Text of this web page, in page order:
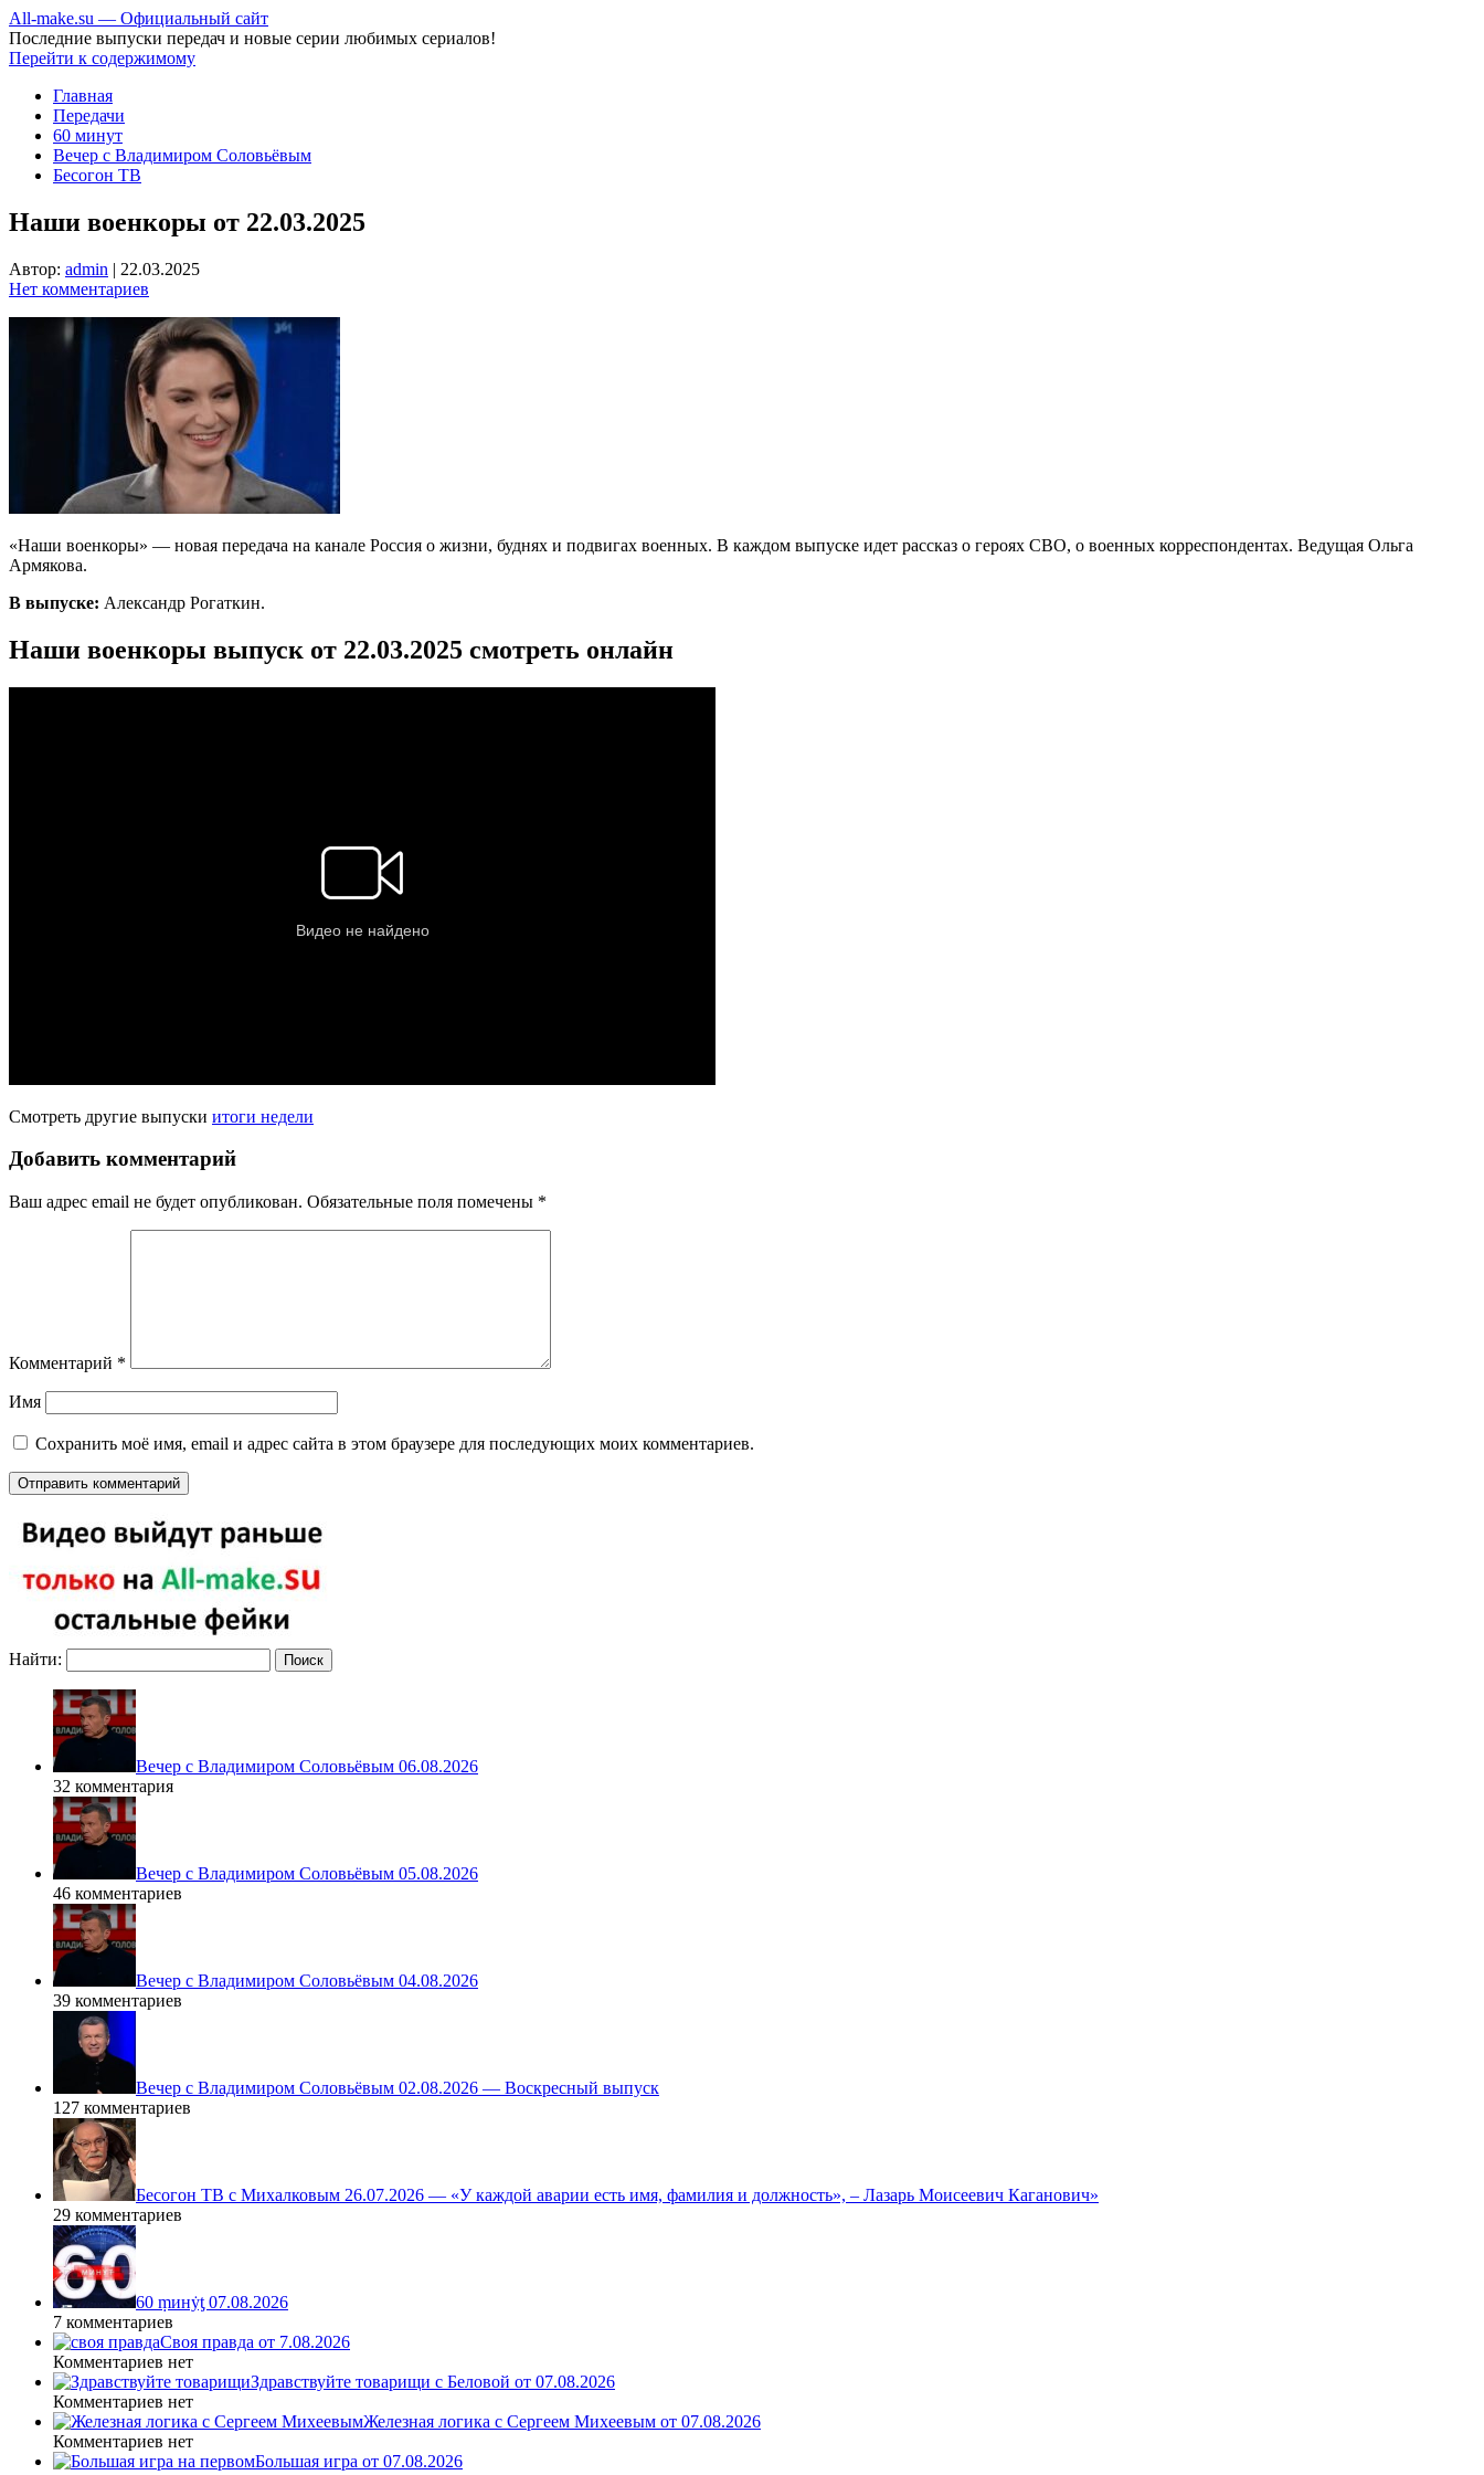
All-make.su — Официальный сайт
Последние выпуски передач и новые серии любимых сериалов!
Перейти к содержимому
Главная
Передачи
60 минут
Вечер с Владимиром Соловьёвым
Бесогон ТВ
Наши военкоры от 22.03.2025
Автор: admin | 22.03.2025
Нет комментариев
«Наши военкоры» — новая передача на канале Россия о жизни, буднях и подвигах военных. В каждом выпуске идет рассказ о героях СВО, о военных корреспондентах. Ведущая Ольга
Армякова.
В выпуске: Александр Рогаткин.
Наши военкоры выпуск от 22.03.2025 смотреть онлайн
Смотреть другие выпуски итоги недели
Добавить комментарий
Ваш адрес email не будет опубликован. Обязательные поля помечены *
Комментарий *
Имя
Сохранить моё имя, email и адрес сайта в этом браузере для последующих моих комментариев.
Найти:
Вечер с Владимиром Соловьёвым 06.08.2026
32 комментария
Вечер с Владимиром Соловьёвым 05.08.2026
46 комментариев
Вечер с Владимиром Соловьёвым 04.08.2026
39 комментариев
Вечер с Владимиром Соловьёвым 02.08.2026 — Воскресный выпуск
127 комментариев
Бесогон ТВ с Михалковым 26.07.2026 — «У каждой аварии есть имя, фамилия и должность», – Лазарь Моисеевич Каганович»
29 комментариев
60 ṃинẏƫ 07.08.2026
7 комментариев
Своя правда от 7.08.2026
Комментариев нет
Здравствуйте товарищи с Беловой от 07.08.2026
Комментариев нет
Железная логика с Сергеем Михеевым от 07.08.2026
Комментариев нет
Большая игра от 07.08.2026